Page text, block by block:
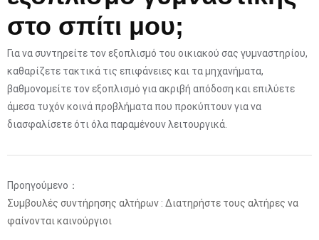
στο σπίτι μου;
Για να συντηρείτε τον εξοπλισμό του οικιακού σας γυμναστηρίου,
καθαρίζετε τακτικά τις επιφάνειες και τα μηχανήματα,
βαθμονομείτε τον εξοπλισμό για ακριβή απόδοση και επιλύετε
άμεσα τυχόν κοινά προβλήματα που προκύπτουν για να
διασφαλίσετε ότι όλα παραμένουν λειτουργικά.
Προηγούμενο：
Συμβουλές συντήρησης αλτήρων : Διατηρήστε τους αλτήρες να
φαίνονται καινούργιοι